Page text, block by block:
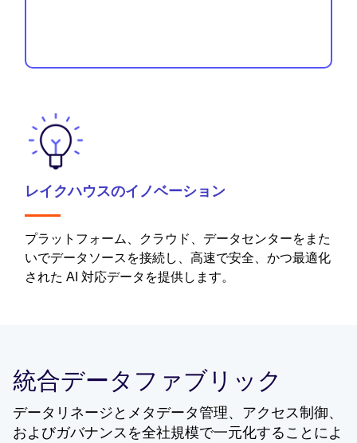
レイクハウスのイノベーション
プラットフォーム、クラウド、データセンターをまた
いでデータソースを接続し、高速で安全、かつ最適化
された AI 対応データを提供します。
統合データファブリック
データリネージとメタデータ管理、アクセス制御、
およびガバナンスを全社規模で一元化することによ